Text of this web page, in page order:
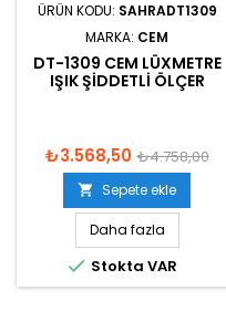
ÜRÜN KODU: SAHRADT1309
MARKA: CEM
DT-1309 CEM LÜXMETRE
IŞIK ŞIDDETLI ÖLÇER
₺3.568,50 ₺4.758,00
 Sepete ekle
Daha fazla
 Stokta VAR